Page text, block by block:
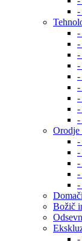
-
-
-
-
-
-
-
-
-
-
Orodje
-
-
-
-
-
Božič
-